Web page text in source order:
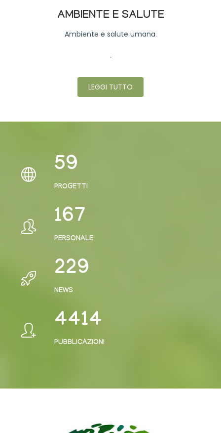
AMBIENTE E SALUTE
Ambiente e salute umana.
.
LEGGI TUTTO
73
PROGETTI
205
PERSONALE
281
NEWS
5432
PUBBLICAZIONI